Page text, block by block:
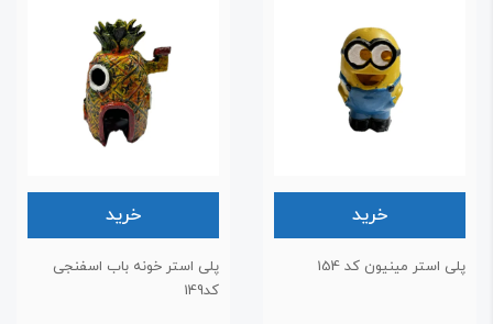
خرید
استر مینیون کد 154
خرید
پلی استر خونه باب اسفنجی